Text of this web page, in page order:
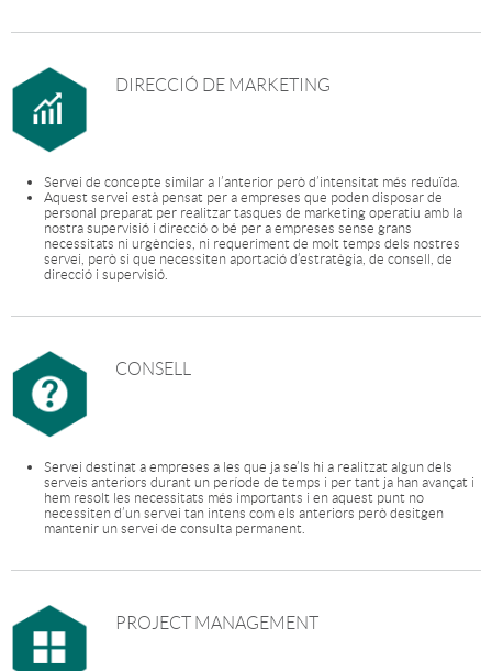
DIRECCIÓ DE MARKETING
Servei de concepte similar a l’anterior però d’intensitat més reduïda.
Aquest servei està pensat per a empreses que poden disposar de
personal preparat per realitzar tasques de marketing operatiu amb la
nostra supervisió i direcció o bé per a empreses sense grans
necessitats ni urgències, ni requeriment de molt temps dels nostres
servei, però si que necessiten aportació d’estratègia, de consell, de
direcció i supervisió.
CONSELL
Servei destinat a empreses a les que ja se’ls hi a realitzat algun dels
serveis anteriors durant un període de temps i per tant ja han avançat i
hem resolt les necessitats més importants i en aquest punt no
necessiten d’un servei tan intens com els anteriors però desitgen
mantenir un servei de consulta permanent.
PROJECT MANAGEMENT